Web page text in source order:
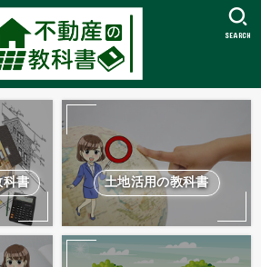
SEARCH
科書 土地活用の教科書